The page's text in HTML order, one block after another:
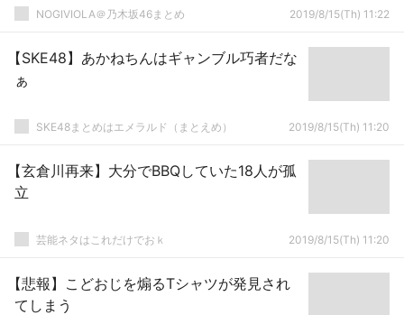
ｗｗｗNOGIVIOLA＠乃木坂46まとめ 2019/8/15(Th) 11:22
【SKE48】あかねちんはギャンブル巧者だな
ぁ
SKE48まとめはエメラルド（まとえめ） 2019/8/15(Th) 11:20
【玄倉川再来】大分でBBQしていた18人が孤
立
芸能ネタはこれだけでおｋ 2019/8/15(Th) 11:20
【悲報】こどおじを煽るTシャツが発見され
てしまう